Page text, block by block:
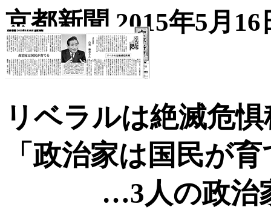
京都新聞 2015年5月16
リベラルは絶滅危惧
「政治家は国民が
…3人の政治